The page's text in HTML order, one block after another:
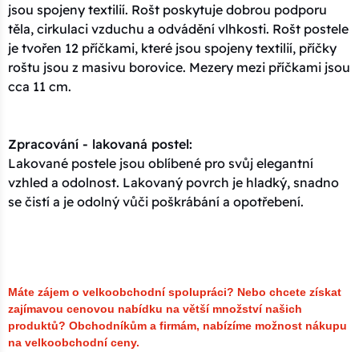
jsou spojeny textilií. Rošt poskytuje dobrou podporu
těla, cirkulaci vzduchu a odvádění vlhkosti. Rošt postele
je tvořen 12 příčkami, které jsou spojeny textilií, příčky
roštu jsou z masivu borovice. Mezery mezi příčkami jsou
cca 11 cm.
Zpracování - lakovaná postel:
Lakované postele jsou oblíbené pro svůj elegantní
vzhled a odolnost. Lakovaný povrch je hladký, snadno
se čistí a je odolný vůči poškrábání a opotřebení.
Máte zájem o velkoobchodní spolupráci? Nebo chcete získat
zajímavou cenovou nabídku na větší množství našich
produktů? Obchodníkům a firmám, nabízíme možnost nákupu
na velkoobchodní ceny.